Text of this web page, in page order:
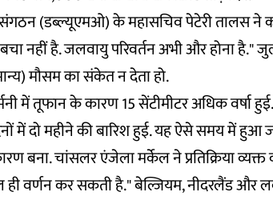
संगठन (डब्ल्यूएमओ) के महासचिव पेटेरी तालस ने
नहीं है. जलवायु परिवर्तन अभी और होना है."
मौसम का संकेत न देता हो.
में तूफान के कारण 15 सेंटीमीटर अधिक वर्षा हुई.
में दो महीने की बारिश हुई. यह ऐसे समय में हुआ
बना. चांसलर एंजेला मर्केल ने प्रतिक्रिया
वर्णन कर सकती है." बेल्जियम, नीदरलैंड और